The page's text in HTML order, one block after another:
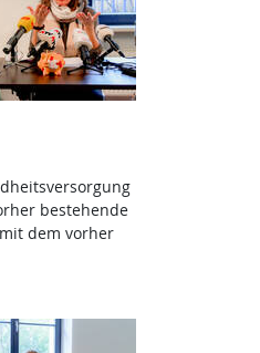
bestehende
dem vorher